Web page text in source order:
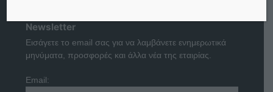
Newsletter
Εισάγετε το email σας για να λαμβάνετε ενημερωτικά
μηνύματα, προσφορές και άλλα νέα της εταιρίας.
Email: